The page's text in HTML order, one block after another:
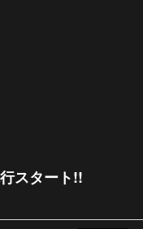
スタート!!